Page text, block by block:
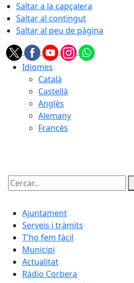
Saltar a la capçalera
Saltar al contingut
Saltar al peu de pàgina
Idiomes
Català
Castellà
Anglès
Alemany
Francès
Cercar:
Ajuntament
Serveis i tràmits
T'ho fem fàcil
Municipi
Actualitat
Ràdio Corbera